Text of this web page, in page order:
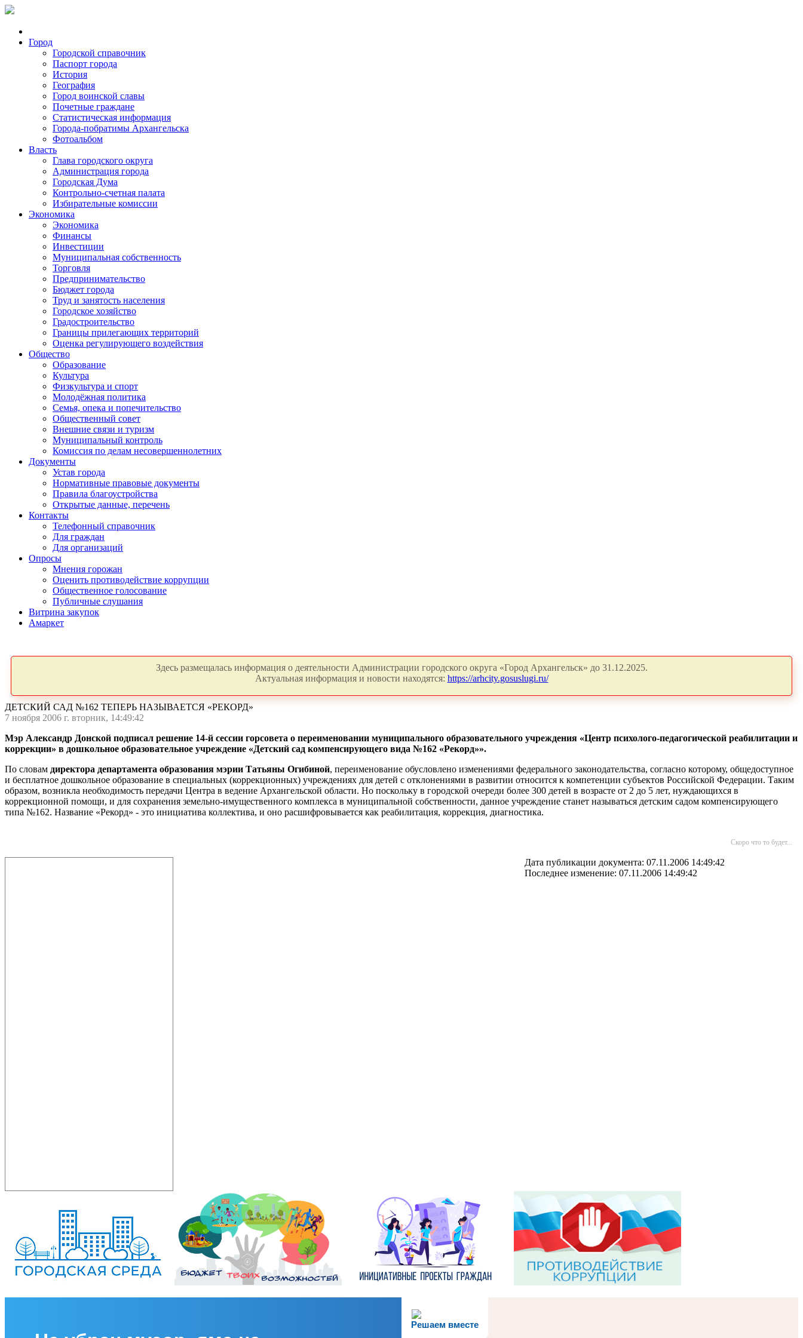
Город
Городской справочник
Паспорт города
История
География
Город воинской славы
Почетные граждане
Статистическая информация
Города-побратимы Архангельска
Фотоальбом
Власть
Глава городского округа
Администрация города
Городская Дума
Контрольно-счетная палата
Избирательные комиссии
Экономика
Экономика
Финансы
Инвестиции
Муниципальная собственность
Торговля
Предпринимательство
Бюджет города
Труд и занятость населения
Городское хозяйство
Градостроительство
Границы прилегающих территорий
Оценка регулирующего воздействия
Общество
Образование
Культура
Физкультура и спорт
Молодёжная политика
Семья, опека и попечительство
Общественный совет
Внешние связи и туризм
Муниципальный контроль
Комиссия по делам несовершеннолетних
Документы
Устав города
Нормативные правовые документы
Правила благоустройства
Открытые данные, перечень
Контакты
Телефонный справочник
Для граждан
Для организаций
Опросы
Мнения горожан
Оценить противодействие коррупции
Общественное голосование
Публичные слушания
Витрина закупок
Амаркет
Здесь размещалась информация о деятельности Администрации городского округа «Город Архангельск» до 31.12.2025.
Актуальная информация и новости находятся: https://arhcity.gosuslugi.ru/
ДЕТСКИЙ САД №162 ТЕПЕРЬ НАЗЫВАЕТСЯ «РЕКОРД»
7 ноября 2006 г. вторник, 14:49:42
Мэр Александр Донской подписал решение 14-й сессии горсовета о переименовании муниципального образовательного учреждения «Центр психолого-педагогической реабилитации и
коррекции» в дошкольное образовательное учреждение «Детский сад компенсирующего вида №162 «Рекорд»».
По словам директора департамента образования мэрии Татьяны Огибиной, переименование обусловлено изменениями федерального законодательства, согласно которому, общедоступное
и бесплатное дошкольное образование в специальных (коррекционных) учреждениях для детей с отклонениями в развитии относится к компетенции субъектов Российской Федерации. Таким
образом, возникла необходимость передачи Центра в ведение Архангельской области. Но поскольку в городской очереди более 300 детей в возрасте от 2 до 5 лет, нуждающихся в
коррекционной помощи, и для сохранения земельно-имущественного комплекса в муниципальной собственности, данное учреждение станет называться детским садом компенсирующего
типа №162. Название «Рекорд» - это инициатива коллектива, и оно расшифровывается как реабилитация, коррекция, диагностика.
Скоро что то будет...
Дата публикации документа: 07.11.2006 14:49:42
Последнее изменение: 07.11.2006 14:49:42
Решаем вместе